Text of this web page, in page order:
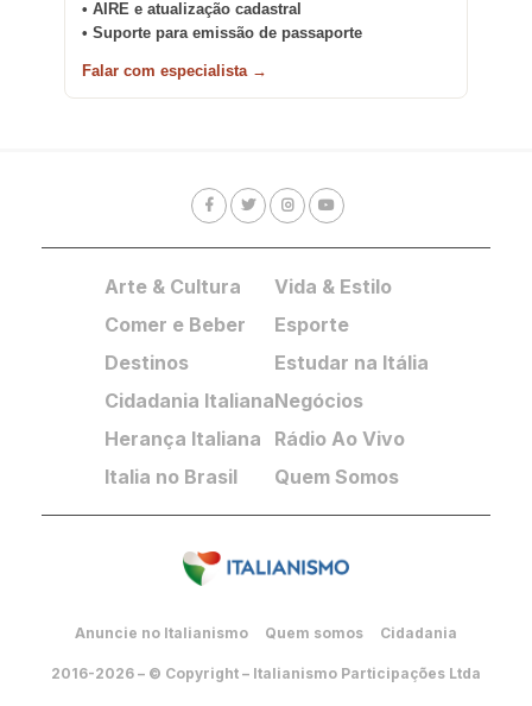
• AIRE e atualização cadastral
• Suporte para emissão de passaporte
Falar com especialista →
Arte & Cultura
Comer e Beber
Destinos
Cidadania Italiana
Herança Italiana
Italia no Brasil
Vida & Estilo
Esporte
Estudar na Itália
Negócios
Rádio Ao Vivo
Quem Somos
Anuncie no Italianismo Quem somos Cidadania
2016-2026 – © Copyright – Italianismo Participações Ltda